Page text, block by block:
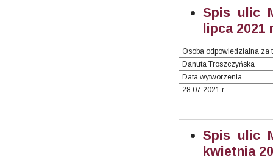
Spis ulic
lipca 2021
Osoba odpowiedzialna za
Danuta Troszczyńska
Data wytworzenia
28.07.2021 r.
Spis ulic
kwietnia